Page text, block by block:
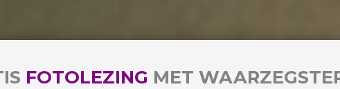
FOTOLEZING MET